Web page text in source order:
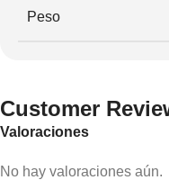
Peso
Customer
Valoraciones
No hay valoraciones aún.